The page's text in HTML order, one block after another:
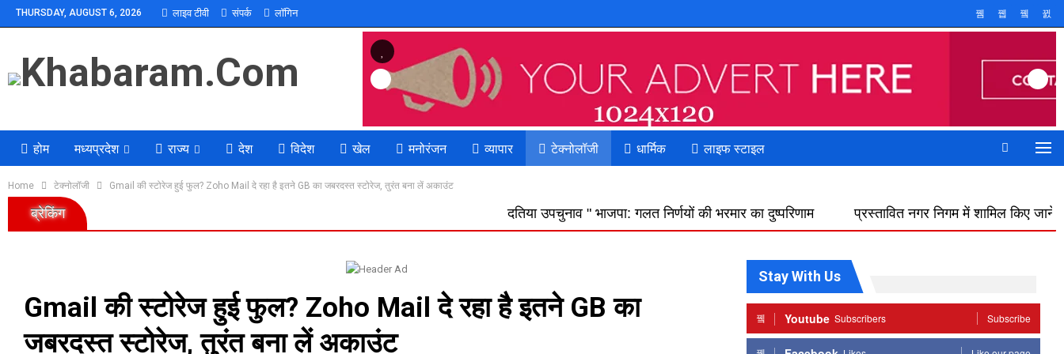
THURSDAY, AUGUST 6, 2026 लाइव टीवी संपर्क लॉगिन
Previous
होम मध्यप्रदेश राज्य देश विदेश खेल मनोरंजन व्यापार टेक्नोलॉजी धार्मिक लाइफ स्टाइल
Home टेक्नोलॉजी Gmail की स्टोरेज हुई फुल? Zoho Mail दे रहा है इतने GB का जबरदस्त स्टोरेज, तुरंत बना लें अकाउंट
ब्रेकिंग दतिया उपचुनाव " भाजपा: गलत निर्णयों की भरमार का दुष्परिणाम प्रस्तावित नगर निगम में शामिल किए जाने का फिर विरोध,
Gmail की स्टोरेज हुई फुल? Zoho Mail दे रहा है इतने GB का
जबरदस्त स्टोरेज, तुरंत बना लें अकाउंट
Stay With Us
Youtube Subscribers Subscribe